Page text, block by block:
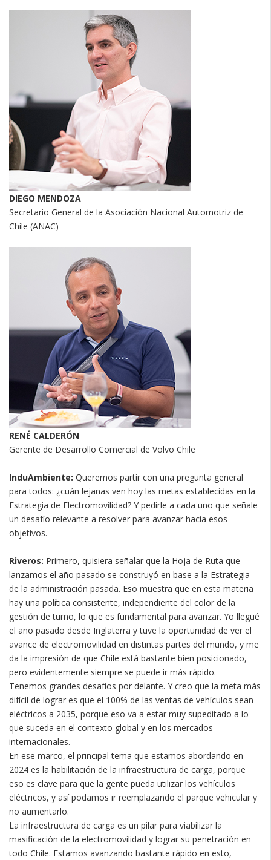
DIEGO MENDOZA
Secretario General de la Asociación Nacional Automotriz de
Chile (ANAC)
RENÉ CALDERÓN
Gerente de Desarrollo Comercial de Volvo Chile
InduAmbiente: Queremos partir con una pregunta general
para todos: ¿cuán lejanas ven hoy las metas establecidas en la
Estrategia de Electromovilidad? Y pedirle a cada uno que señale
un desafío relevante a resolver para avanzar hacia esos
objetivos.
Riveros: Primero, quisiera señalar que la Hoja de Ruta que
lanzamos el año pasado se construyó en base a la Estrategia
de la administración pasada. Eso muestra que en esta materia
hay una política consistente, independiente del color de la
gestión de turno, lo que es fundamental para avanzar. Yo llegué
el año pasado desde Inglaterra y tuve la oportunidad de ver el
avance de electromovilidad en distintas partes del mundo, y me
da la impresión de que Chile está bastante bien posicionado,
pero evidentemente siempre se puede ir más rápido.
Tenemos grandes desafíos por delante. Y creo que la meta más
difícil de lograr es que el 100% de las ventas de vehículos sean
eléctricos a 2035, porque eso va a estar muy supeditado a lo
que suceda en el contexto global y en los mercados
internacionales.
En ese marco, el principal tema que estamos abordando en
2024 es la habilitación de la infraestructura de carga, porque
eso es clave para que la gente pueda utilizar los vehículos
eléctricos, y así podamos ir reemplazando el parque vehicular y
no aumentarlo.
La infraestructura de carga es un pilar para viabilizar la
masificación de la electromovilidad y lograr su penetración en
todo Chile. Estamos avanzando bastante rápido en esto,